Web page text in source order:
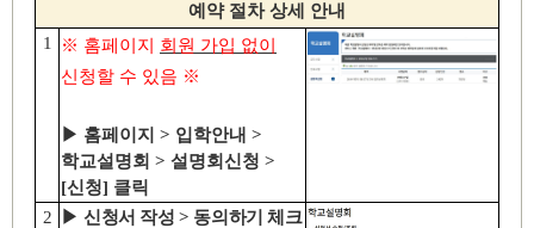
예약 절차 상세 안내
1
※ 홈페이지 회원 가입 없이
신청할 수 있음 ※
▶ 홈페이지 > 입학안내 >
학교설명회 > 설명회신청 >
[신청] 클릭
2
▶ 신청서 작성> 동의하기 체크